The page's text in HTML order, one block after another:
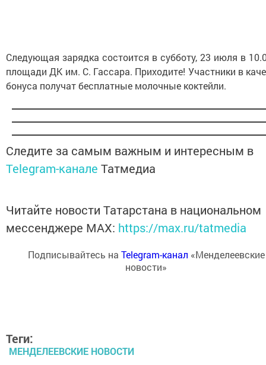
Следующая зарядка состоится в субботу, 23 июля в
площади ДК им. С. Гассара. Приходите! Участники в
бонуса получат бесплатные молочные коктейли.
Следите за самым важным и интересным в
Telegram-канале Татмедиа
Читайте новости Татарстана в национальном
мессенджере MАХ: https://max.ru/tatmedia
Подписывайтесь на Telegram-канал «Менделеевские
новости»
Теги:
МЕНДЕЛЕЕВСКИЕ НОВОСТИ